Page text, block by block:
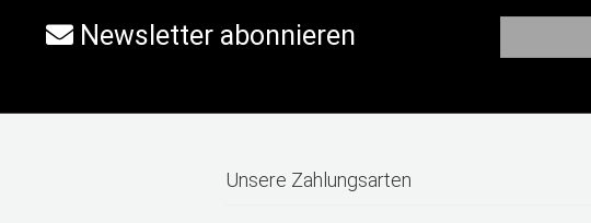
Newsletter abonnieren
Unsere Zahlungsarten